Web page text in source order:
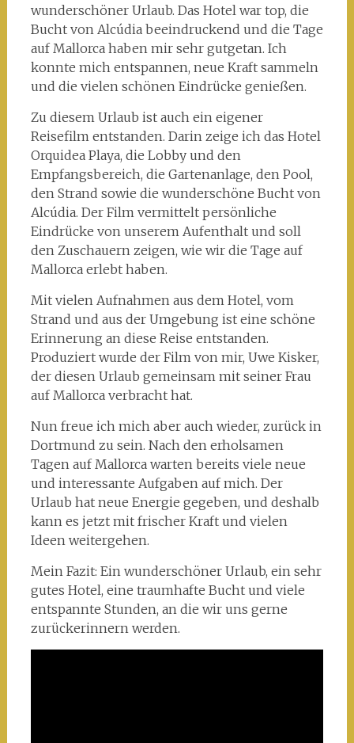
wunderschöner Urlaub. Das Hotel war top, die
Bucht von Alcúdia beeindruckend und die Tage
auf Mallorca haben mir sehr gutgetan. Ich
konnte mich entspannen, neue Kraft sammeln
und die vielen schönen Eindrücke genießen.
Zu diesem Urlaub ist auch ein eigener
Reisefilm entstanden. Darin zeige ich das Hotel
Orquidea Playa, die Lobby und den
Empfangsbereich, die Gartenanlage, den Pool,
den Strand sowie die wunderschöne Bucht von
Alcúdia. Der Film vermittelt persönliche
Eindrücke von unserem Aufenthalt und soll
den Zuschauern zeigen, wie wir die Tage auf
Mallorca erlebt haben.
Mit vielen Aufnahmen aus dem Hotel, vom
Strand und aus der Umgebung ist eine schöne
Erinnerung an diese Reise entstanden.
Produziert wurde der Film von mir, Uwe Kisker,
der diesen Urlaub gemeinsam mit seiner Frau
auf Mallorca verbracht hat.
Nun freue ich mich aber auch wieder, zurück in
Dortmund zu sein. Nach den erholsamen
Tagen auf Mallorca warten bereits viele neue
und interessante Aufgaben auf mich. Der
Urlaub hat neue Energie gegeben, und deshalb
kann es jetzt mit frischer Kraft und vielen
Ideen weitergehen.
Mein Fazit: Ein wunderschöner Urlaub, ein sehr
gutes Hotel, eine traumhafte Bucht und viele
entspannte Stunden, an die wir uns gerne
zurückerinnern werden.